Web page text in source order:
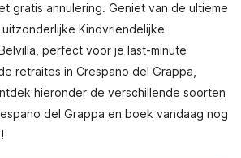
gratis annulering. Geniet van de ultieme
Kindvriendelijke
perfect voor je last-minute
retraites in Crespano del Grappa,
hieronder de verschillende soorten
del Grappa en boek vandaag nog